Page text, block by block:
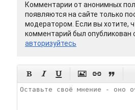
Комментарии от анонимных
появляются на сайте только
модератором. Если вы хотите,
комментарий был опубликован
авторизуйтесь
     